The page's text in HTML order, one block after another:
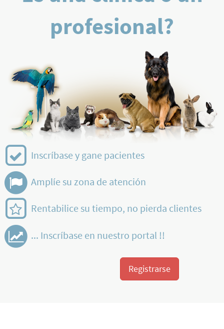
profesional?
Inscríbase y gane pacientes
Amplíe su zona de atención
Rentabilice su tiempo, no pierda clientes
... Inscríbase en nuestro portal !!
Registrarse